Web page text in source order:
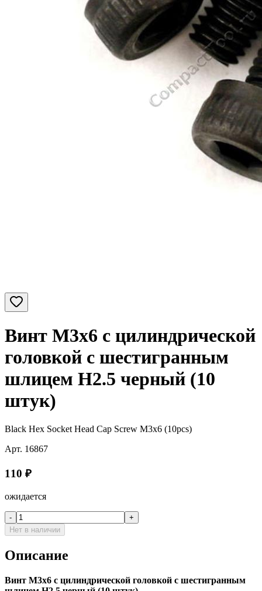
Винт M3x6 с цилиндрической
головкой с шестигранным
шлицем H2.5 черный (10
штук)
Black Hex Socket Head Cap Screw M3x6 (10pcs)
Арт. 16867
110 ₽
ожидается
-
+
Нет в наличии
Описание
Винт M3x6 с цилиндрической головкой с шестигранным